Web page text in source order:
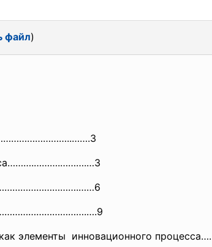
файл)
.……….…3
элементы инновационного